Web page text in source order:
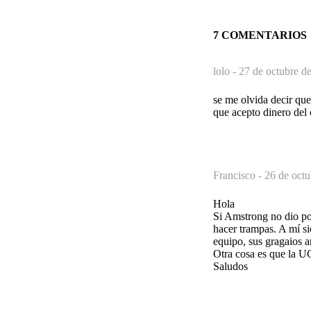
7 COMENTARIOS
lolo - 27 de octubre
se me olvida decir
que acepto dinero del
Francisco - 26 de
Hola
Si Amstrong no dio
hacer trampas. A mí
equipo, sus gragaios
Otra cosa es que la
Saludos